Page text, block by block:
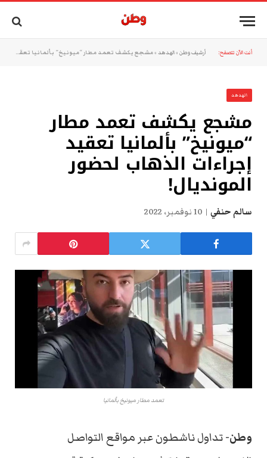
أنت الآن تتصفح: أرشيف وطن »الهدهد »مشجع يكشف تعمد مطار “ميونيخ” بألمانيا تعقيد إجراءات الذهاب لحضور المونديال!
الهدهد
مشجع يكشف تعمد مطار
“ميونيخ” بألمانيا تعقيد
إجراءات الذهاب لحضور
المونديال!
سالم حنفي 10 نوفمبر، 2022
تعمد مطار ميونيخ بألمانيا
وطن-تداول ناشطون عبر مواقع التواصل